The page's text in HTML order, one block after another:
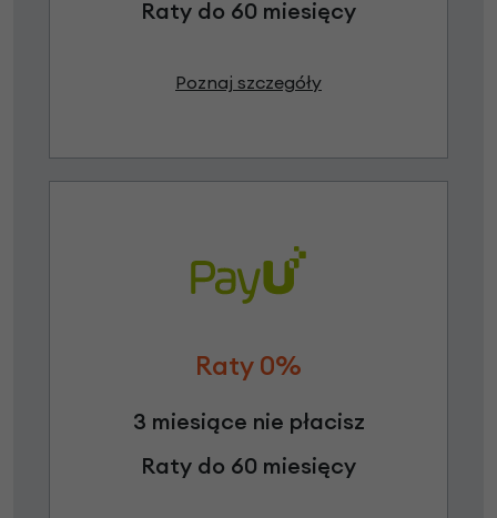
Raty do 60 miesięcy
Poznaj szczegóły
Raty 0%
3 miesiące nie płacisz
Raty do 60 miesięcy